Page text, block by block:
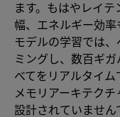
ます。もはやレイ
幅、エネルギー効
モデルの学習では
ミングし、数百ギ
べてをリアルタイ
メモリアーキテク
設計されていません